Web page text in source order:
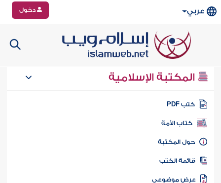
عربي دخول
المكتبة الإسلامية
كتب PDF
كتاب الأمة
المكتبة